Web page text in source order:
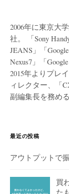
2006年に東京大
社。 「Sony
JEANS」「
Nexus7」「
2015年よりプレ
ィレクター、「
副編集長を務め
最近の投稿
アウトプットで
買